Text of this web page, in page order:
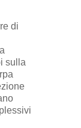
di
sulla